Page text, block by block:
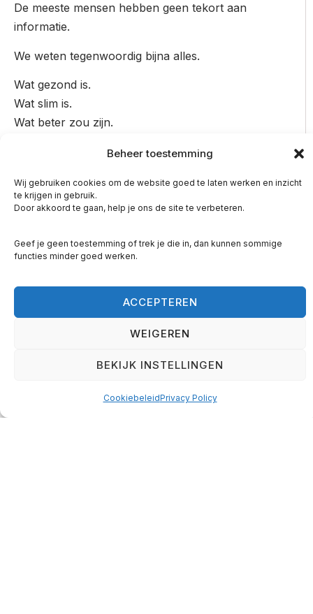
Beheer toestemming
Wij gebruiken cookies om de website goed te laten werken en inzicht
te krijgen in gebruik.
Door akkoord te gaan, help je ons de site te verbeteren.
Geef je geen toestemming of trek je die in, dan kunnen sommige
functies minder goed werken.
ACCEPTEREN
WEIGEREN
BEKIJK INSTELLINGEN
CookiebeleidPrivacy Policy
De meeste mensen hebben geen tekort aan
informatie.
We weten tegenwoordig bijna alles.
Wat gezond is.
Wat slim is.
Wat beter zou zijn.
En toch blijven veel mensen vastlopen.
Waarom?
Omdat gedrag zelden het echte probleem is.
Eten is vaak niet het probleem.
Werk is vaak niet het probleem.
Het zijn manieren geworden om met iets anders
Niet hoeven voelen.